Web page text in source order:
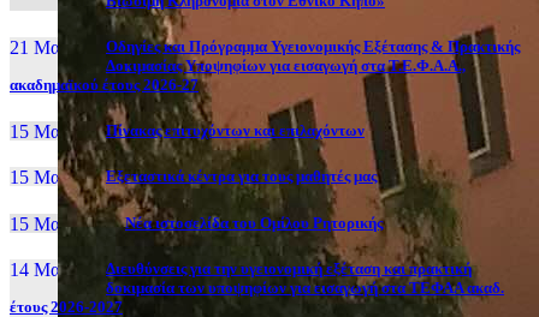
21 Μαι, 26
Οδηγίες και Πρόγραμμα Υγειονομικής Εξέτασης & Πρακτικής
Δοκιμασίας Υποψηφίων για εισαγωγή στα Τ.Ε.Φ.Α.Α.,
ακαδημαϊκού έτους 2026-27
15 Μαι, 26 Πίνακας επιτυχόντων και επιλαχόντων
15 Μαι, 26 Εξεταστικά κέντρα για τους μαθητές μας
15 Μαι, 2026 Νέα ιστοσελίδα του Ομίλου Ρητορικής
14 Μαι, 26
Διευθύνσεις για την υγειονομική εξέταση και πρακτική
δοκιμασία των υποψηφίων για εισαγωγή στα ΤΕΦΑΑ ακαδ.
έτους 2026-2027